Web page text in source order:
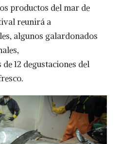
productos del mar de
reunirá a
algunos galardonados
12 degustaciones del